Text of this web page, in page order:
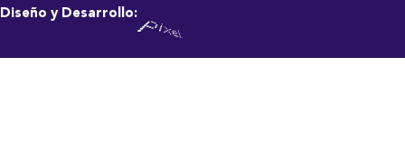
Diseño y Desarrollo: